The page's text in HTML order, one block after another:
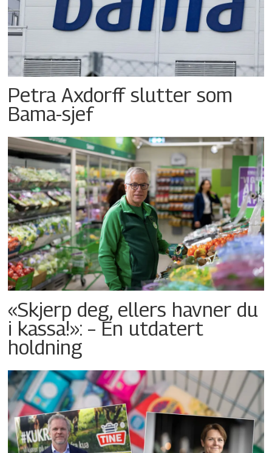
Petra Axdorff slutter som
Bama-sjef
«Skjerp deg, ellers havner du
i kassa!»: – En utdatert
holdning